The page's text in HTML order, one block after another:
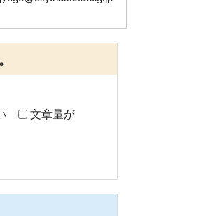
文章量が